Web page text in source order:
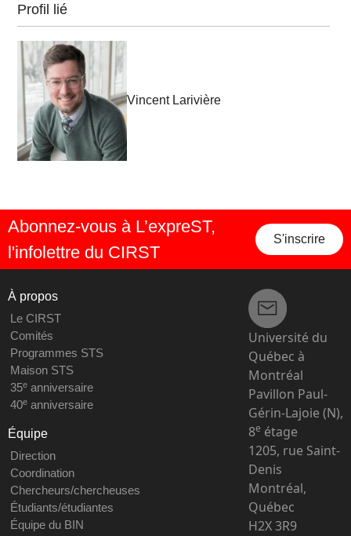
Profil lié
Vincent Larivière
Abonnez-vous à L’expreST,
l'infolettre du CIRST
S'inscrire
À propos
Le CIRST
Comités
Programmes STS
Maison STS
35eanniversaire
40eanniversaire
Équipe
Direction
Coordination
Chercheurs/chercheuses
Étudiants/étudiantes
Équipe du BIN
Université du
Québec à
Montréal
Pavillon Paul-
Gérin-Lajoie (N),
8e étage
1205, rue Saint-
Denis
Montréal,
Québec
H2X 3R9